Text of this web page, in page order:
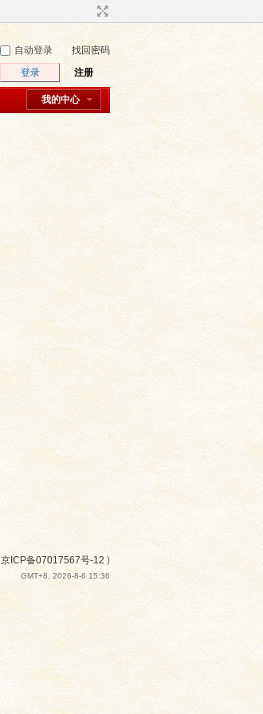
自动登录
找回密码
登录 注册
我的中心
京ICP备07017567号-12 )
GMT+8, 2026-8-6 15:36